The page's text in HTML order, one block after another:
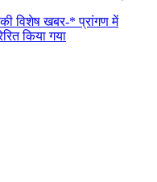
की विशेष खबर-* प्रांगण में
किया गया